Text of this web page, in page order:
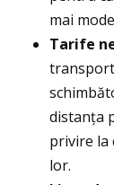
mai
Tarife
distanța
privire la
lor.